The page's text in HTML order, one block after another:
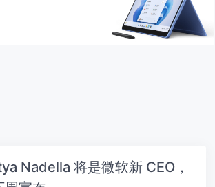
Nadella 将是微软新 CEO，